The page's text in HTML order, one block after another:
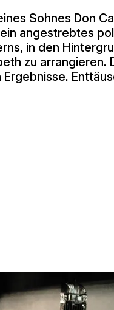
Sohnes Don
angestrebtes
in den
zu arrangieren.